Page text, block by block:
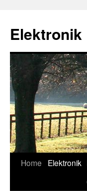
content
Elektronik
Home Elektronik